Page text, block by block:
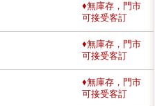
♦無庫存，門市
可接受客訂
♦無庫存，門市
可接受客訂
♦無庫存，門市
可接受客訂